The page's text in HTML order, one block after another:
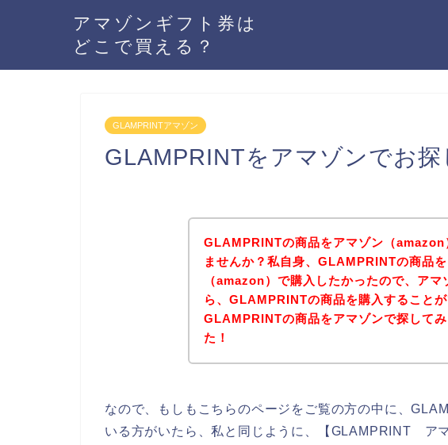
アマゾンギフト券は
どこで買える？
GLAMPRINTアマゾン
GLAMPRINTをアマゾンでお探
GLAMPRINTの商品をアマゾン（amazon
ませんか？私自身、GLAMPRINTの商品
（amazon）で購入したかったので、ア
ら、GLAMPRINTの商品を購入することが
GLAMPRINTの商品をアマゾンで探して
た！
なので、もしもこちらのページをご覧の方の中に、
いる方がいたら、私と同じように、【GLAMPRINT ア